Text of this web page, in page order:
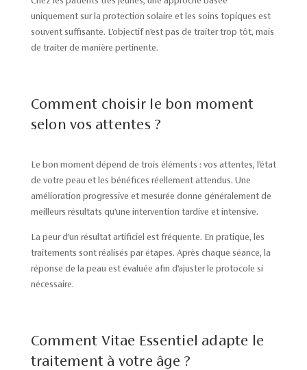
uniquement sur la protection solaire et les soins topiques est
souvent suffisante. L’objectif n’est pas de traiter trop tôt, mais
de traiter de manière pertinente.
Comment choisir le bon moment
selon vos attentes ?
Le bon moment dépend de trois éléments : vos attentes, l’état
de votre peau et les bénéfices réellement attendus. Une
amélioration progressive et mesurée donne généralement de
meilleurs résultats qu’une intervention tardive et intensive.
La peur d’un résultat artificiel est fréquente. En pratique, les
traitements sont réalisés par étapes. Après chaque séance, la
réponse de la peau est évaluée afin d’ajuster le protocole si
nécessaire.
Comment Vitae Essentiel adapte le
traitement à votre âge ?